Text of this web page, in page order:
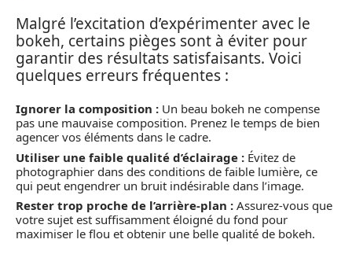
Malgré l’excitation d’expérimenter avec le
bokeh, certains pièges sont à éviter pour
garantir des résultats satisfaisants. Voici
quelques erreurs fréquentes :
Ignorer la composition : Un beau bokeh ne compense
pas une mauvaise composition. Prenez le temps de bien
agencer vos éléments dans le cadre.
Utiliser une faible qualité d’éclairage : Évitez de
photographier dans des conditions de faible lumière, ce
qui peut engendrer un bruit indésirable dans l’image.
Rester trop proche de l’arrière-plan : Assurez-vous que
votre sujet est suffisamment éloigné du fond pour
maximiser le flou et obtenir une belle qualité de bokeh.